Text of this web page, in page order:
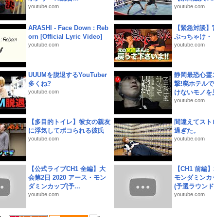
youtube.com youtube.com
ARASHI - Face Down : Reb
orn [Official Lyric Video]
youtube.com
【緊急対談
ぶっちゃけ・
youtube.com
UUUMを脱退するYouTuber
多くね?
youtube.com
静岡最恐心霊
撃!廃ホテル
けないモノを
youtube.com
【多目的トイレ】彼女の親友
に浮気してボコられる彼氏
youtube.com
間違えてス
過ぎた。
youtube.com
【公式ライブCH1 全編】大
会第2日 2020 アース・モン
ダミンカップ(予...
youtube.com
【CH1 前編
モンダミンカ
(予選ラウン
youtube.com